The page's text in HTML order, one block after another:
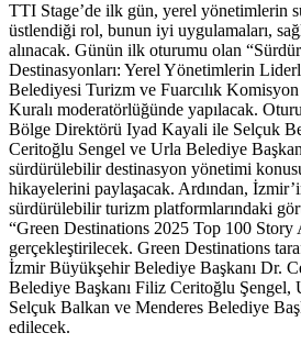
TTI Stage’de ilk gün, yerel yönetimlerin
üstlendiği rol, bunun iyi uygulamaları,
alınacak. Günün ilk oturumu olan
Destinasyonları: Yerel Yönetimlerin
Belediyesi Turizm ve Fuarcılık
Kuralı moderatörlüğünde yapılacak.
Bölge Direktörü Iyad Kayali ile Selçuk
Ceritoğlu Sengel ve Urla Belediye
sürdürülebilir destinasyon yönetimi
hikayelerini paylaşacak. Ardından,
sürdürülebilir turizm platformlarındaki
“Green Destinations 2025 Top 100
gerçekleştirilecek. Green Destinations
İzmir Büyükşehir Belediye Başkanı Dr.
Belediye Başkanı Filiz Ceritoğlu Şengel,
Selçuk Balkan ve Menderes Belediye
edilecek.